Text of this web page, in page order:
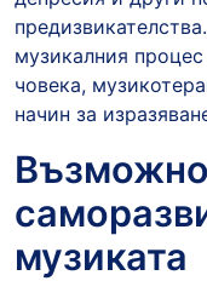
музикалния
човека,
начин за
музиката